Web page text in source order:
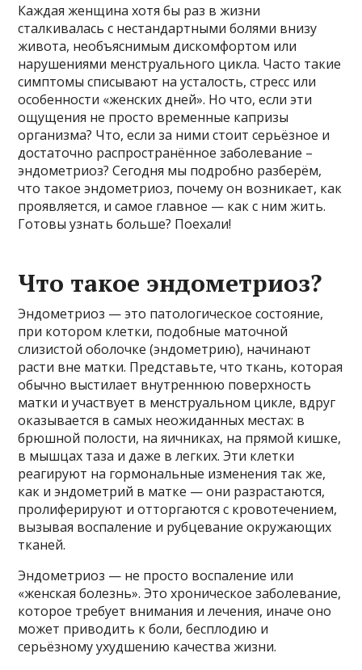
Каждая женщина хотя бы раз в жизни
сталкивалась с нестандартными болями внизу
живота, необъяснимым дискомфортом или
нарушениями менструального цикла. Часто такие
симптомы списывают на усталость, стресс или
особенности «женских дней». Но что, если эти
ощущения не просто временные капризы
организма? Что, если за ними стоит серьёзное и
достаточно распространённое заболевание –
эндометриоз? Сегодня мы подробно разберём,
что такое эндометриоз, почему он возникает, как
проявляется, и самое главное — как с ним жить.
Готовы узнать больше? Поехали!
Что такое эндометриоз?
Эндометриоз — это патологическое состояние,
при котором клетки, подобные маточной
слизистой оболочке (эндометрию), начинают
расти вне матки. Представьте, что ткань, которая
обычно выстилает внутреннюю поверхность
матки и участвует в менструальном цикле, вдруг
оказывается в самых неожиданных местах: в
брюшной полости, на яичниках, на прямой кишке,
в мышцах таза и даже в легких. Эти клетки
реагируют на гормональные изменения так же,
как и эндометрий в матке — они разрастаются,
пролиферируют и отторгаются с кровотечением,
вызывая воспаление и рубцевание окружающих
тканей.
Эндометриоз — не просто воспаление или
«женская болезнь». Это хроническое заболевание,
которое требует внимания и лечения, иначе оно
может приводить к боли, бесплодию и
серьёзному ухудшению качества жизни.